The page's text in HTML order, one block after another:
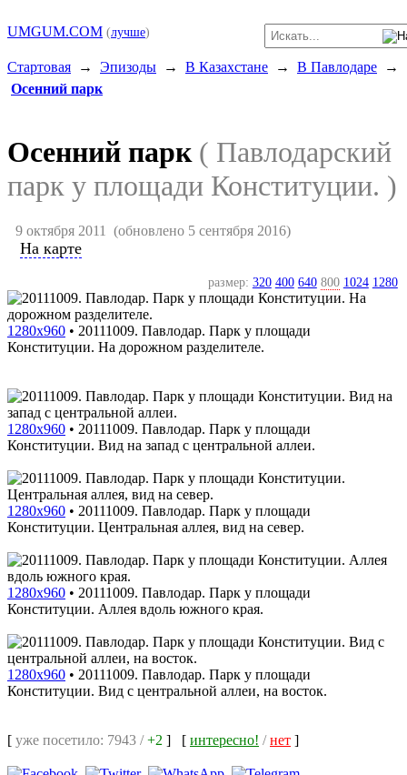
UMGUM.COM (лучше)
Стартовая → Эпизоды → В Казахстане → В Павлодаре →
Осенний парк
Осенний парк ( Павлодарский
парк у площади Конституции. )
9 октября 2011 (обновлено 5 сентября 2016)
На карте
размер: 320 400 640 800 1024 1280
1280x960 • 20111009. Павлодар. Парк у площади
Конституции. На дорожном разделителе.
1280x960 • 20111009. Павлодар. Парк у площади
Конституции. Вид на запад с центральной аллеи.
1280x960 • 20111009. Павлодар. Парк у площади
Конституции. Центральная аллея, вид на север.
1280x960 • 20111009. Павлодар. Парк у площади
Конституции. Аллея вдоль южного края.
1280x960 • 20111009. Павлодар. Парк у площади
Конституции. Вид с центральной аллеи, на восток.
[ уже посетило: 7943 /+2 ] [ интересно! /нет ]